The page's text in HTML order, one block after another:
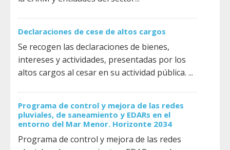
Declaraciones de cese de altos cargos
Se recogen las declaraciones de bienes,
intereses y actividades, presentadas por los
altos cargos al cesar en su actividad pública. ...
Programa de control y mejora de las redes
pluviales, de saneamiento y EDARs en el
entorno del Mar Menor. Horizonte 2034
Programa de control y mejora de las redes